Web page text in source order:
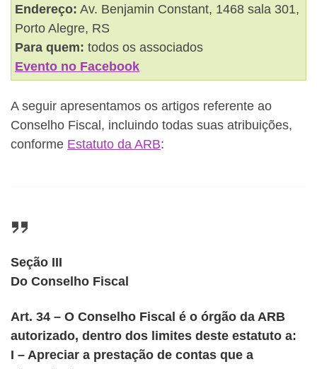
Endereço: Av. Benjamin Constant, 1468 sala 301,
Porto Alegre, RS
Para quem: todos os associados
Evento no Facebook
A seguir apresentamos os artigos referente ao
Conselho Fiscal, incluindo todas suas atribuições,
conforme Estatuto da ARB:
Seção III
Do Conselho Fiscal
Art. 34 – O Conselho Fiscal é o órgão da ARB
autorizado, dentro dos limites deste estatuto a:
I – Apreciar a prestação de contas que a